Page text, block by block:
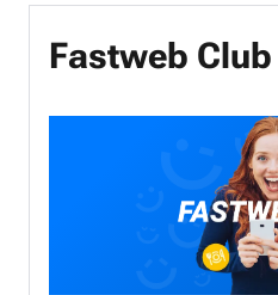
Fastweb Club